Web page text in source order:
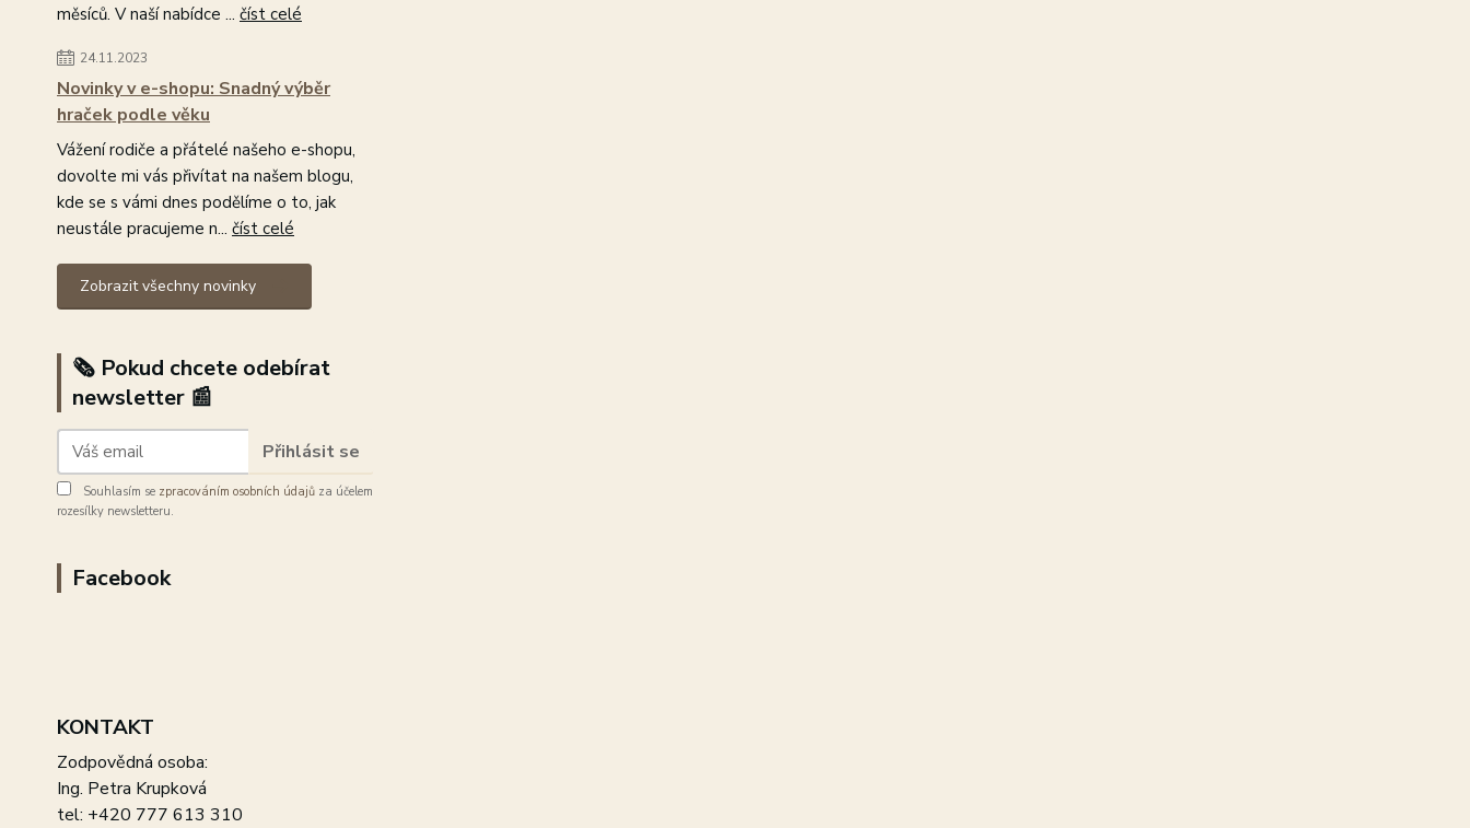
měsíců. V naší nabídce ... číst celé
24.11.2023
Novinky v e-shopu: Snadný výběr
hraček podle věku
Vážení rodiče a přátelé našeho e-shopu,
dovolte mi vás přivítat na našem blogu,
kde se s vámi dnes podělíme o to, jak
neustále pracujeme n... číst celé
Zobrazit všechny novinky
🗞️ Pokud chcete odebírat
newsletter 📰
Přihlásit se
Souhlasím se zpracováním osobních údajů za účelem
rozesílky newsletteru.
Facebook
KONTAKT
Zodpovědná osoba:
Ing. Petra Krupková
tel: +420 777 613 310